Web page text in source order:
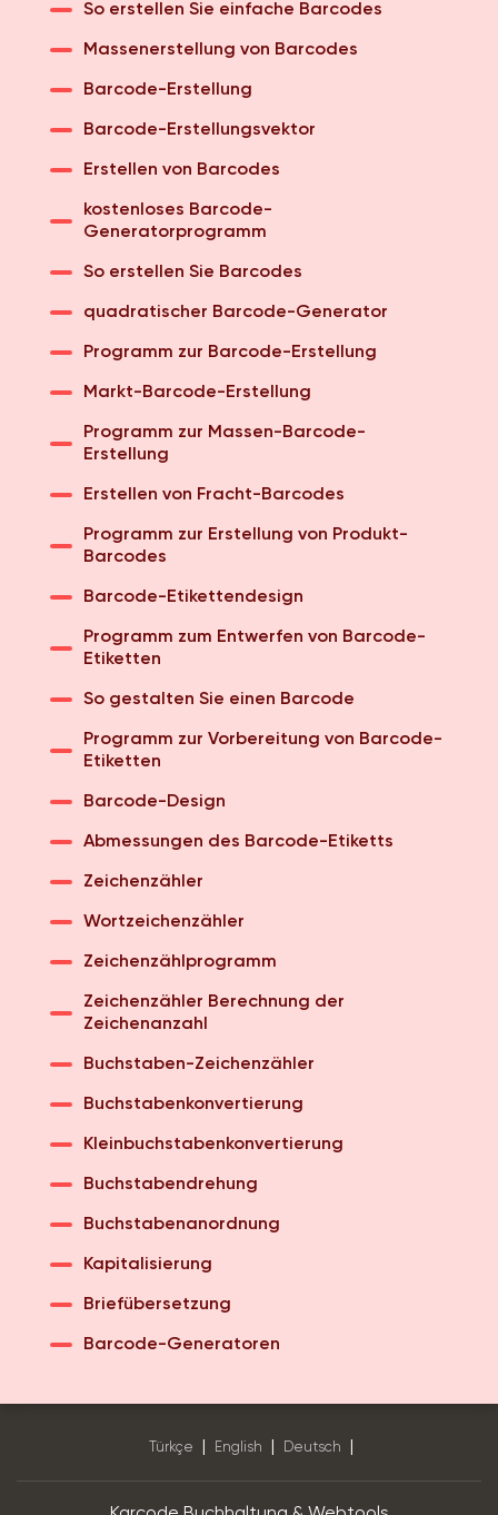
So erstellen Sie einfache Barcodes
Massenerstellung von Barcodes
Barcode-Erstellung
Barcode-Erstellungsvektor
Erstellen von Barcodes
kostenloses Barcode-
Generatorprogramm
So erstellen Sie Barcodes
quadratischer Barcode-Generator
Programm zur Barcode-Erstellung
Markt-Barcode-Erstellung
Programm zur Massen-Barcode-
Erstellung
Erstellen von Fracht-Barcodes
Programm zur Erstellung von Produkt-
Barcodes
Barcode-Etikettendesign
Programm zum Entwerfen von Barcode-
Etiketten
So gestalten Sie einen Barcode
Programm zur Vorbereitung von Barcode-
Etiketten
Barcode-Design
Abmessungen des Barcode-Etiketts
Zeichenzähler
Wortzeichenzähler
Zeichenzählprogramm
Zeichenzähler Berechnung der
Zeichenanzahl
Buchstaben-Zeichenzähler
Buchstabenkonvertierung
Kleinbuchstabenkonvertierung
Buchstabendrehung
Buchstabenanordnung
Kapitalisierung
Briefübersetzung
Barcode-Generatoren
Türkçe English Deutsch